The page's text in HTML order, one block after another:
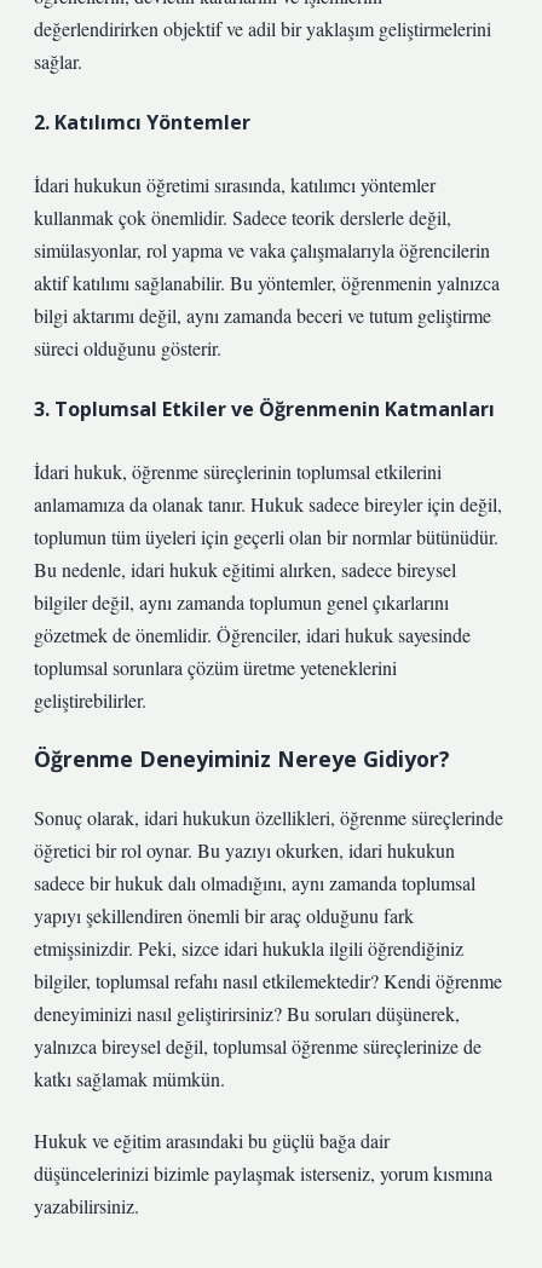
değerlendirirken objektif ve adil bir yaklaşım geliştirmelerini
sağlar.
2. Katılımcı Yöntemler
İdari hukukun öğretimi sırasında, katılımcı yöntemler
kullanmak çok önemlidir. Sadece teorik derslerle değil,
simülasyonlar, rol yapma ve vaka çalışmalarıyla öğrencilerin
aktif katılımı sağlanabilir. Bu yöntemler, öğrenmenin yalnızca
bilgi aktarımı değil, aynı zamanda beceri ve tutum geliştirme
süreci olduğunu gösterir.
3. Toplumsal Etkiler ve Öğrenmenin Katmanları
İdari hukuk, öğrenme süreçlerinin toplumsal etkilerini
anlamamıza da olanak tanır. Hukuk sadece bireyler için değil,
toplumun tüm üyeleri için geçerli olan bir normlar bütünüdür.
Bu nedenle, idari hukuk eğitimi alırken, sadece bireysel
bilgiler değil, aynı zamanda toplumun genel çıkarlarını
gözetmek de önemlidir. Öğrenciler, idari hukuk sayesinde
toplumsal sorunlara çözüm üretme yeteneklerini
geliştirebilirler.
Öğrenme Deneyiminiz Nereye Gidiyor?
Sonuç olarak, idari hukukun özellikleri, öğrenme süreçlerinde
öğretici bir rol oynar. Bu yazıyı okurken, idari hukukun
sadece bir hukuk dalı olmadığını, aynı zamanda toplumsal
yapıyı şekillendiren önemli bir araç olduğunu fark
etmişsinizdir. Peki, sizce idari hukukla ilgili öğrendiğiniz
bilgiler, toplumsal refahı nasıl etkilemektedir? Kendi öğrenme
deneyiminizi nasıl geliştirirsiniz? Bu soruları düşünerek,
yalnızca bireysel değil, toplumsal öğrenme süreçlerinize de
katkı sağlamak mümkün.
Hukuk ve eğitim arasındaki bu güçlü bağa dair
düşüncelerinizi bizimle paylaşmak isterseniz, yorum kısmına
yazabilirsiniz.